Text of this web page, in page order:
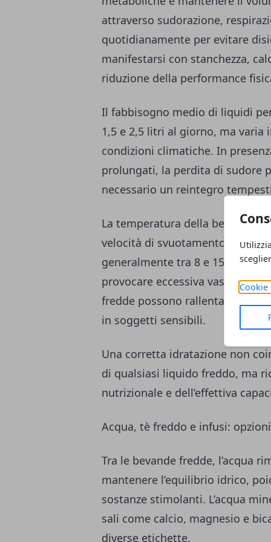
Cookie
attraverso sudorazione,
quotidianamente per evitare
manifestarsi con stanchezza,
riduzione della performance
Il fabbisogno medio di liquidi
1,5 e 2,5 litri al giorno, ma
condizioni climatiche. In
prolungati, la perdita di sudore
necessario un reintegro
La temperatura della bevanda
velocità di svuotamento
generalmente tra 8 e 15 °C,
provocare eccessiva
fredde possono rallentare
in soggetti sensibili.
Una corretta idratazione non
di qualsiasi liquido freddo, ma
nutrizionale e dell’effettiva
Acqua, tè freddo e infusi:
Tra le bevande fredde, l’acqua
mantenere l’equilibrio idrico,
sostanze stimolanti. L’acqua
sali come calcio, magnesio e
diverse etichette.